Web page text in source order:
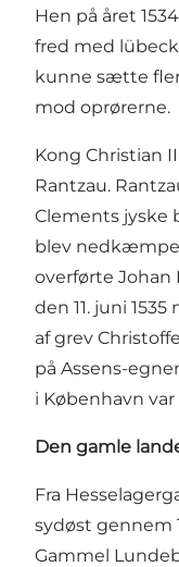
Hen på året
fred med
kunne sætte
mod oprørerne.
Kong Christian
Rantzau.
Clements jyske
blev nedkæmpet
overførte Johan
den 11. juni
af grev
på Assens-
i København
Den gamle
Fra
sydøst gennem
Gammel